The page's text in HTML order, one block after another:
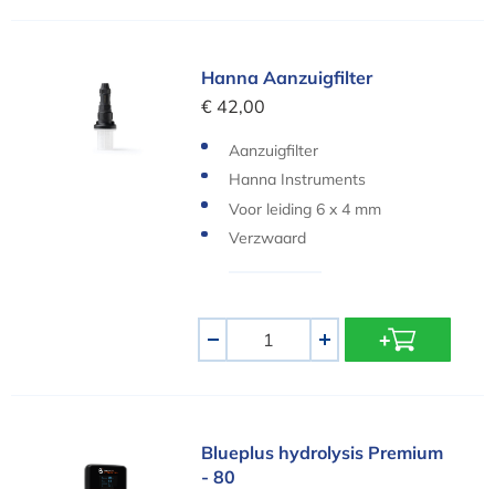
Hanna AanzuigfilterHanna Aanzuigfilter
€ 42,00
Aanzuigfilter
Hanna Instruments
Voor leiding 6 x 4 mm
Verzwaard
+
Blueplus hydrolysis Premium - 80
Blueplus hydrolysis Premium
- 80